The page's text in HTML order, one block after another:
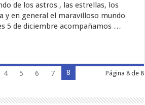
de los astros , las estrellas, los
y en general el maravilloso mundo
5 de diciembre acompañamos …
Página 8 de 8
4 5 6 7 8